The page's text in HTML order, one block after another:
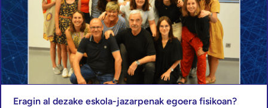
Eragin al dezake eskola-jazarpenak egoera fisikoan?